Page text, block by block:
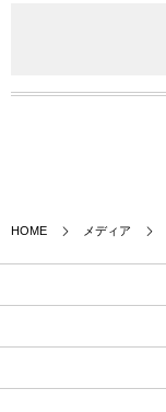
HOME メディア